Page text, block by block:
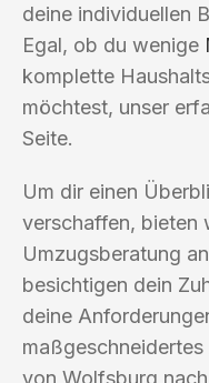
deine individuellen
Egal, ob du wenige
komplette
möchtest, unser
Seite.
Um dir einen
verschaffen, bieten
Umzugsberatung
besichtigen dein
deine
von Wolfsburg